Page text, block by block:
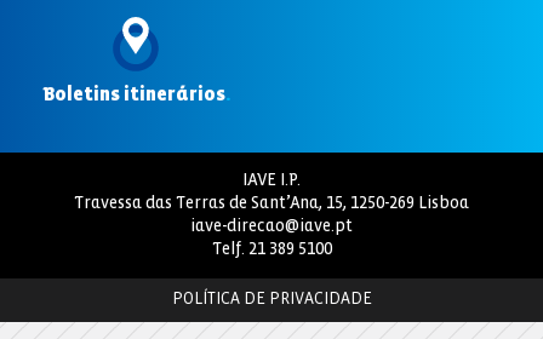
Boletins itinerários.
IAVE I.P.
Travessa das Terras de Sant’Ana, 15, 1250-269 Lisboa
iave-direcao@iave.pt
Telf. 21 389 5100
POLÍTICA DE PRIVACIDADE